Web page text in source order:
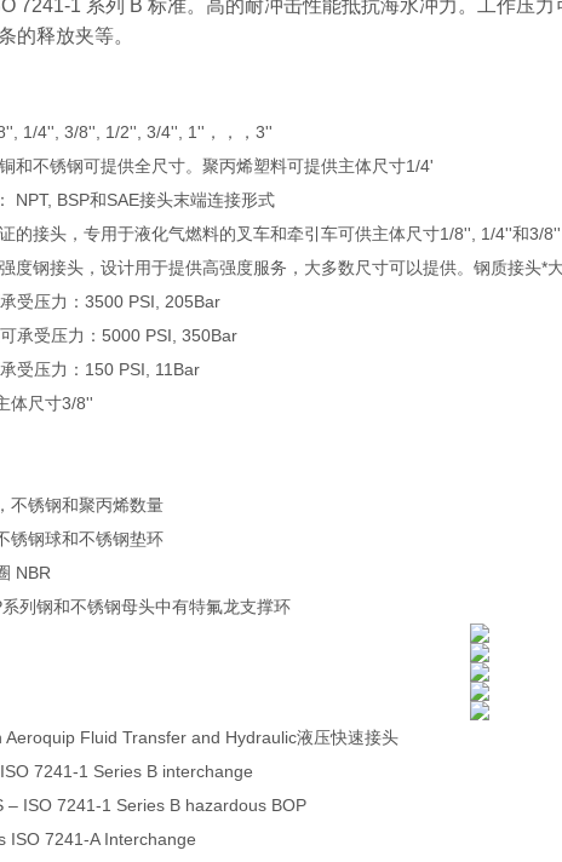
7241-1 系列 B 标准。高的耐冲击性能抵抗海水冲力。工作压
的释放夹等。
1/4'', 3/8'', 1/2'', 3/4'', 1''，，，3''
和不锈钢可提供全尺寸。聚丙烯塑料可提供主体尺寸1/4'
NPT, BSP和SAE接头末端连接形式
的接头，专用于液化气燃料的叉车和牵引车可供主体尺寸1/8'', 1/4''和3/8''
度钢接头，设计用于提供高强度服务，大多数尺寸可以提供。钢质接头*
受压力：3500 PSI, 205Bar
承受压力：5000 PSI, 350Bar
受压力：150 PSI, 11Bar
体尺寸3/8''
不锈钢和聚丙烯数量
锈钢球和不锈钢垫环
NBR
列钢和不锈钢母头中有特氟龙支撑环
Aeroquip Fluid Transfer and Hydraulic液压快速接头
7241-1 Series B interchange
– ISO 7241-1 Series B hazardous BOP
ISO 7241-A Interchange